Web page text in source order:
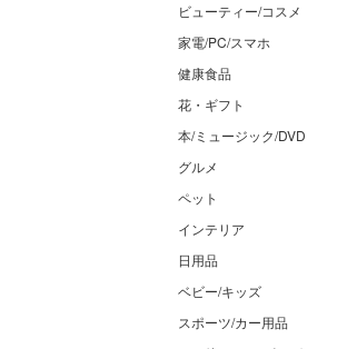
ビューティー/コスメ
家電/PC/スマホ
健康食品
花・ギフト
本/ミュージック/DVD
グルメ
ペット
インテリア
日用品
ベビー/キッズ
スポーツ/カー用品